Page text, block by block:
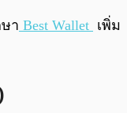
า Best Wallet เพิ่ม